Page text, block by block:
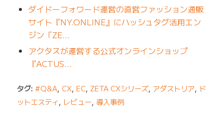
ダイドーフォワード運営の直営ファッション通販
サイト『NY.ONLINE』にハッシュタグ活用エン
ジン「ZE…
アクタスが運営する公式オンラインショップ
『ACTUS…
タグ: #Q&A, CX, EC, ZETA CXシリーズ, アダストリア, ド
ットエスティ, レビュー, 導入事例